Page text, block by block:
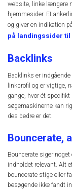
website, linke længere
hjemmesider. Et
og giver en indikation
på landingssider til
Backlinks
Backlinks er
linkprofil og er vigtige,
gange, hvor ét
søgemaskinerne kan
des bedre er det.
Bouncerate,
Bouncerate siger
indholdet relevant. Alt
bouncerate stige eller
besøgende ikke fandt